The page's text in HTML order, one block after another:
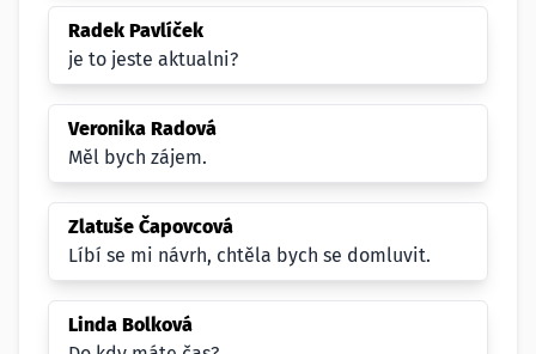
Radek Pavlíček
je to jeste aktualni?
Veronika Radová
Měl bych zájem.
Zlatuše Čapovcová
Líbí se mi návrh, chtěla bych se domluvit.
Linda Bolková